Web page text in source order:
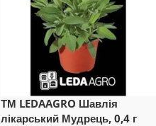
ТМ LEDAAGRO Шавлія
лікарський Мудрець, 0,4 г